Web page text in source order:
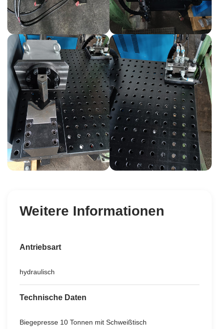
Weitere Informationen
Antriebsart
hydraulisch
Technische Daten
Biegepresse 10 Tonnen mit Schweißtisch